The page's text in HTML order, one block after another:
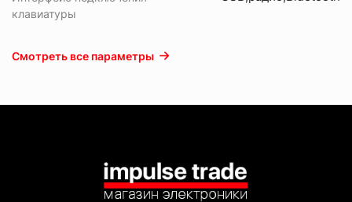
клавиатуры
Смотреть все параметры